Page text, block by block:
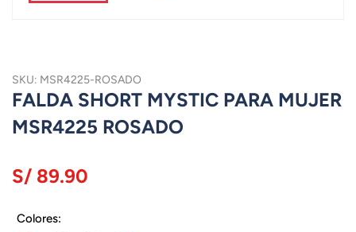
SKU: MSR4225-ROSADO
FALDA SHORT MYSTIC PARA MUJER
MSR4225 ROSADO
S/ 89.90
Colores: